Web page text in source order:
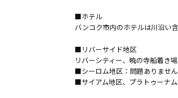
■ホテル
バンコク市内のホテルは川沿い
■リバーサイド地区
リバーシティー、暁の寺船着き
■シーロム地区：問題ありません
■サイアム地区、プラトゥーナ